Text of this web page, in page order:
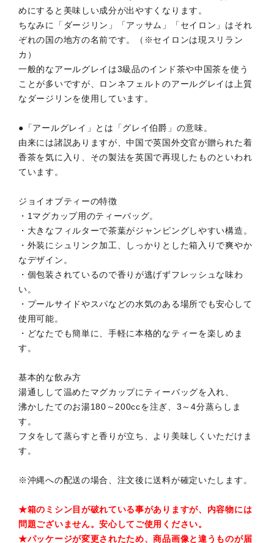
めにすると美味しい成分が出やすくなります。
ちなみに「ダージリン」「アッサム」「セイロン」はそれ
ぞれの国の地方の名前です。（※セイロンは現スリラン
カ）
一般的なアールグレイは3級品のインド茶や中国茶を使う
ことが多いですが、ロンネフェルトのアールグレイは上質
なダージリンを使用しています。
●「アールグレイ」とは「グレイ伯爵」の意味。
由来には諸説ありますが、中国で英国外交官が贈られた着
香茶を気に入り、その製法を英国で再現したものといわれ
ています。
ジョイオブティーの特徴
・1マグカップ用のティーバッグ。
・大きなフィルターで茶葉がジャンピングしやすい構造。
・外装にシュリンク加工、しっかりとした箱入りで爽やか
なデザイン。
・個包装されているので香りが逃げずフレッシュな味わ
い。
・プールサイドやスパなどの水気のある場所でも安心して
使用可能。
・どなたでも簡単に、手軽に本格的なティーを楽しめま
す。
基本的な飲み方
湯通しして温めたマグカップにティーバッグを入れ、
沸かしたてのお湯180～200ccを注ぎ、3～4分蒸らしま
す。
フタをして蒸らすと香りが立ち、より美味しくいただけま
す。
※沖縄への配送の場合、注文後に送料が確定いたします。
★箱のミシン目が破れている事がありますが、内容物には
問題ございません。安心してご使用ください。
★パッケージが変更されたため、商品画像と違うものが届